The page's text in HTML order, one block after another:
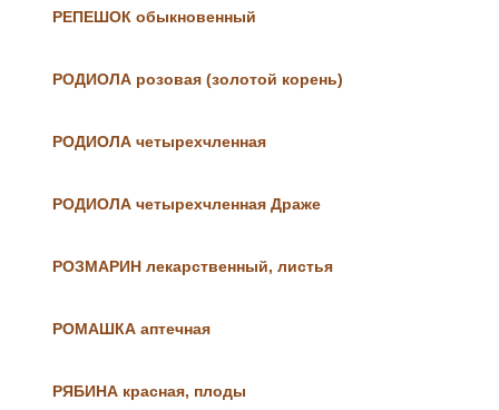
РЕПЕШОК обыкновенный
РОДИОЛА розовая (золотой корень)
РОДИОЛА четырехчленная
РОДИОЛА четырехчленная Драже
РОЗМАРИН лекарственный, листья
РОМАШКА аптечная
РЯБИНА красная, плоды